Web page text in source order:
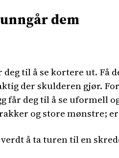
dem
deg til å se kortere ut.
der skulderen gjør.
får deg til å se uformell
og store mønstre;
å ta turen til en